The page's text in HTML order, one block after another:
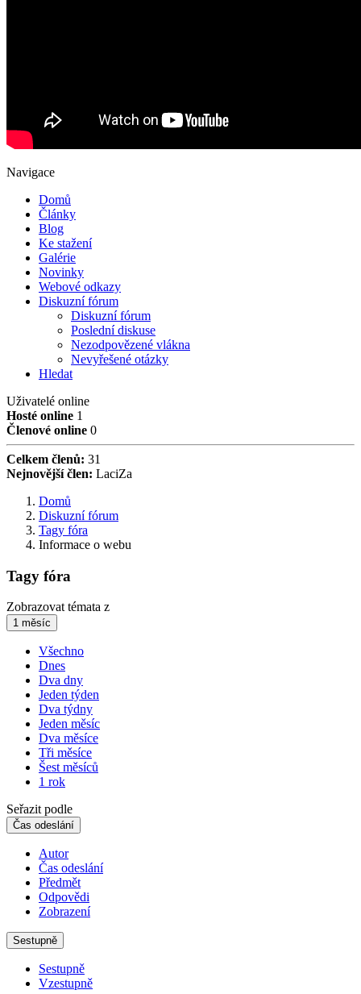
Navigace
Domů
Články
Blog
Ke stažení
Galérie
Novinky
Webové odkazy
Diskuzní fórum
Diskuzní fórum
Poslední diskuse
Nezodpovězené vlákna
Nevyřešené otázky
Hledat
Uživatelé online
Hosté online 1
Členové online 0
Celkem členů: 31
Nejnovější člen: LaciZa
Domů
Diskuzní fórum
Tagy fóra
Informace o webu
Tagy fóra
Zobrazovat témata z
1 měsíc
Všechno
Dnes
Dva dny
Jeden týden
Dva týdny
Jeden měsíc
Dva měsíce
Tři měsíce
Šest měsíců
1 rok
Seřazit podle
Čas odeslání
Autor
Čas odeslání
Předmět
Odpovědi
Zobrazení
Sestupně
Sestupně
Vzestupně